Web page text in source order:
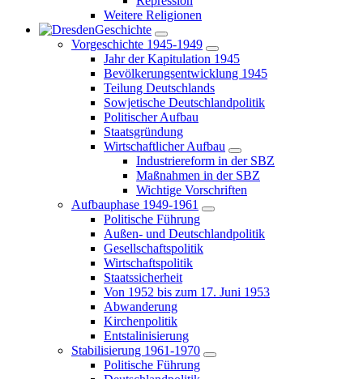
Weitere Religionen
Geschichte
Vorgeschichte 1945-1949
Jahr der Kapitulation 1945
Bevölkerungsentwicklung 1945
Teilung Deutschlands
Sowjetische Deutschlandpolitik
Politischer Aufbau
Staatsgründung
Wirtschaftlicher Aufbau
Industriereform in der SBZ
Maßnahmen in der SBZ
Wichtige Vorschriften
Aufbauphase 1949-1961
Politische Führung
Außen- und Deutschlandpolitik
Gesellschaftspolitik
Wirtschaftspolitik
Staatssicherheit
Von 1952 bis zum 17. Juni 1953
Abwanderung
Kirchenpolitik
Entstalinisierung
Stabilisierung 1961-1970
Politische Führung